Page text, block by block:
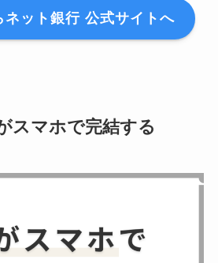
ネット銀行 公式サイトへ
スマホで完結する